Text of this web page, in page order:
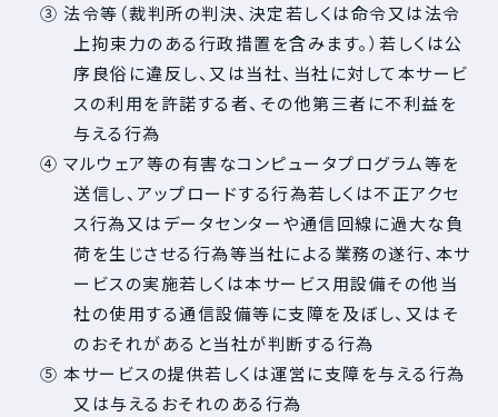
③ 法令等（裁判所の判決、決定若しくは命令又は法令
上拘束力のある行政措置を含みます。）若しくは公
序良俗に違反し、又は当社、当社に対して本サービ
スの利用を許諾する者、その他第三者に不利益を
与える行為
④ マルウェア等の有害なコンピュータプログラム等を
送信し、アップロードする行為若しくは不正アクセ
ス行為又はデータセンターや通信回線に過大な負
荷を生じさせる行為等当社による業務の遂行、本サ
ービスの実施若しくは本サービス用設備その他当
社の使用する通信設備等に支障を及ぼし、又はそ
のおそれがあると当社が判断する行為
⑤ 本サービスの提供若しくは運営に支障を与える行為
又は与えるおそれのある行為